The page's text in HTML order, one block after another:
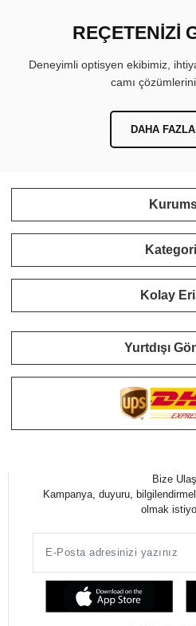
REÇETENİZİ
Deneyimli optisyen ekibimiz,
camı
DAHA
Kolay
Yurtdışı
Bize
Kampanya, duyuru,
olmak